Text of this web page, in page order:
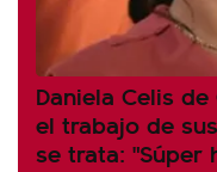
Daniela Celis
el trabajo de
se trata: "Súper